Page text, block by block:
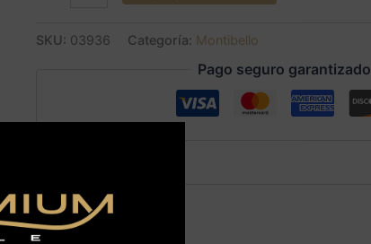
SKU: 03936 Categoría: Montibello
Pago seguro garantizado
Descripción